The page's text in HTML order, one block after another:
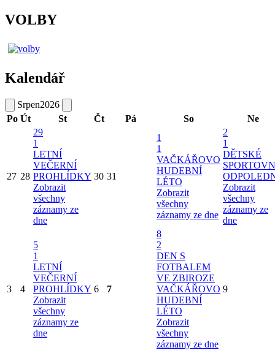
VOLBY
Kalendář
Srpen2026
Po Út St Čt Pá So Ne
27 28
29
1
LETNÍ
VEČERNÍ
PROHLÍDKY
Zobrazit
všechny
záznamy ze
dne
30 31
1
1
VAČKÁŘOVO
HUDEBNÍ
LÉTO
Zobrazit
všechny
záznamy ze dne
2
1
DĚTSKÉ
Zobrazit
všechny
záznamy ze
dne
3 4
5
1
LETNÍ
VEČERNÍ
PROHLÍDKY
Zobrazit
všechny
záznamy ze
dne
6 7
8
2
DEN S
FOTBALEM
VE ZBIROZE
VAČKÁŘOVO
HUDEBNÍ
LÉTO
Zobrazit
všechny
záznamy ze dne
9